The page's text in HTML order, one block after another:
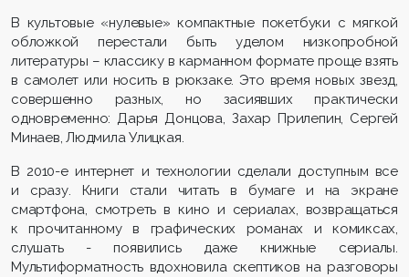
В культовые «нулевые» компактные покетбуки с мягкой
обложкой перестали быть уделом низкопробной
литературы – классику в карманном формате проще взять
в самолет или носить в рюкзаке. Это время новых звезд,
совершенно разных, но засиявших практически
одновременно: Дарья Донцова, Захар Прилепин, Сергей
Минаев, Людмила Улицкая.
В 2010-е интернет и технологии сделали доступным все
и сразу. Книги стали читать в бумаге и на экране
смартфона, смотреть в кино и сериалах, возвращаться
к прочитанному в графических романах и комиксах,
слушать - появились даже книжные сериалы.
Мультиформатность вдохновила скептиков на разговоры